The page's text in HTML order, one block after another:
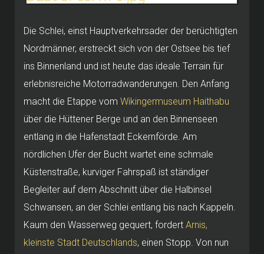
Die Schlei, einst Hauptverkehrsader der berüchtigten
Nordmänner, erstreckt sich von der Ostsee bis tief
ins Binnenland und ist heute das ideale Terrain für
erlebnisreiche Motorradwanderungen. Den Anfang
macht die Etappe vom Wikingermuseum Haithabu
über die Hüttener Berge und an den Binnenseen
entlang in die Hafenstadt Eckernförde. Am
nördlichen Ufer der Bucht wartet eine schmale
Küstenstraße, kurviger Fahrspaß ist ständiger
Begleiter auf dem Abschnitt über die Halbinsel
Schwansen, an der Schlei entlang bis nach Kappeln.
Kaum den Wasserweg gequert, fordert Arnis,
kleinste Stadt Deutschlands, einen Stopp. Von nun